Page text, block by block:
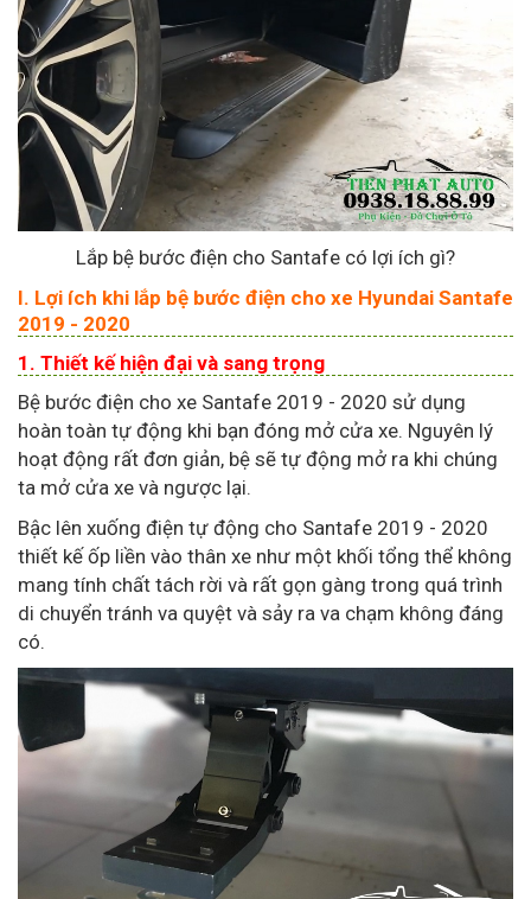
Lắp bệ bước điện cho Santafe có lợi ích gì?
I. Lợi ích khi lắp bệ bước điện cho xe Hyundai Santafe
2019 - 2020
1. Thiết kế hiện đại và sang trọng
Bệ bước điện cho xe Santafe 2019 - 2020 sử dụng
hoàn toàn tự động khi bạn đóng mở cửa xe. Nguyên lý
hoạt động rất đơn giản, bệ sẽ tự động mở ra khi chúng
ta mở cửa xe và ngược lại.
Bậc lên xuống điện tự động cho Santafe 2019 - 2020
thiết kế ốp liền vào thân xe như một khối tổng thể không
mang tính chất tách rời và rất gọn gàng trong quá trình
di chuyển tránh va quyệt và sảy ra va chạm không đáng
có.